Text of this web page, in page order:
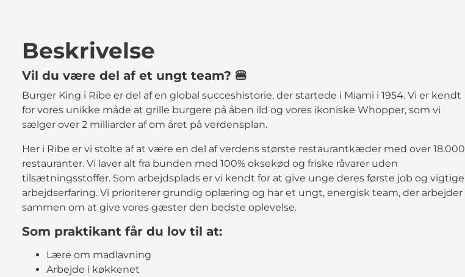
Beskrivelse
Vil du være del af et ungt team? 🍔
Burger King i Ribe er del af en global succeshistorie, der startede i Miami i 1954. Vi er kendt
for vores unikke måde at grille burgere på åben ild og vores ikoniske Whopper, som vi
sælger over 2 milliarder af om året på verdensplan.
Her i Ribe er vi stolte af at være en del af verdens største restaurantkæder med over 18.000
restauranter. Vi laver alt fra bunden med 100% oksekød og friske råvarer uden
tilsætningsstoffer. Som arbejdsplads er vi kendt for at give unge deres første job og vigtige
arbejdserfaring. Vi prioriterer grundig oplæring og har et ungt, energisk team, der arbejder
sammen om at give vores gæster den bedste oplevelse.
Som praktikant får du lov til at:
Lære om madlavning
Arbejde i køkkenet